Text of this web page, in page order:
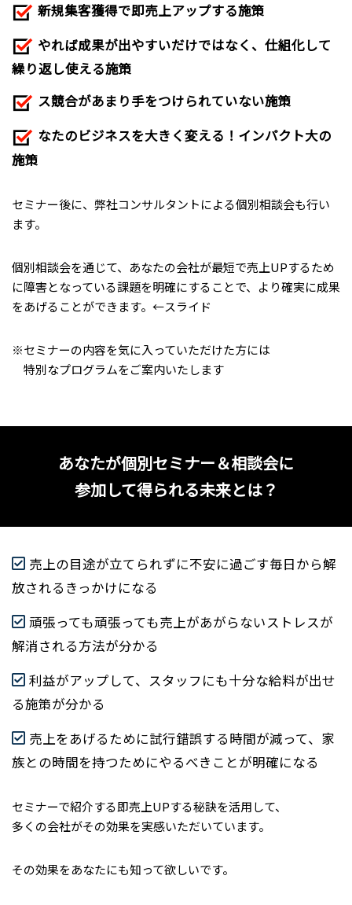
新規集客獲得で即売上アップする施策
やれば成果が出やすいだけではなく、仕組化して
繰り返し使える施策
ス競合があまり手をつけられていない施策
なたのビジネスを大きく変える！インパクト大の
施策
セミナー後に、弊社コンサルタントによる個別相談会も行い
ます。
個別相談会を通じて、あなたの会社が最短で売上UPするため
に障害となっている課題を明確にすることで、より確実に成果
をあげることができます。←スライド
※セミナーの内容を気に入っていただけた方には
特別なプログラムをご案内いたします
あなたが個別セミナー＆相談会に
参加して得られる未来とは？
売上の目途が立てられずに不安に過ごす毎日から解
放されるきっかけになる
頑張っても頑張っても売上があがらないストレスが
解消される方法が分かる
利益がアップして、スタッフにも十分な給料が出せ
る施策が分かる
売上をあげるために試行錯誤する時間が減って、家
族との時間を持つためにやるべきことが明確になる
セミナーで紹介する即売上UPする秘訣を活用して、
多くの会社がその効果を実感いただいています。
その効果をあなたにも知って欲しいです。